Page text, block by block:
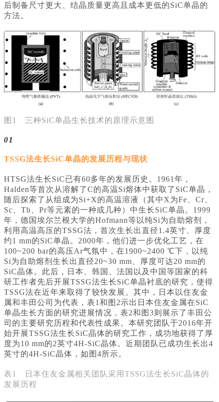
后制备尺寸更大、结晶质量更高且成本更低的SiC单晶的
方法。
图1 三种SiC单晶生长技术的原理示意图
01
TSSG法生长SiC单晶的发展历程与现状
HTSG法生长SiC已有60多年的发展历史。1961年，
Halden等首次从溶解了C的高温Si熔体中获取了SiC单晶，
随后探索了从组成为Si+X的高温溶液（其中X为Fe、Cr、
Sc、Tb、Pr等元素的一种或几种）中生长SiC单晶。1999
年，德国埃尔兰根大学的Hofmann等以纯Si为自助熔剂，
利用高温高压的TSSG法，首次生长出直径1.4英寸、厚度
约1 mm的SiC单晶。2000年，他们进一步优化工艺，在
100~200 bar的高压Ar气氛中，在1900~2400 ℃下，以纯
Si为自助熔剂生长出直径20~30 mm、厚度可达20 mm的
SiC晶体。此后，日本、韩国、法国以及中国等国家的科
研工作者先后开展TSSG法生长SiC单晶衬底的研究，使得
TSSG法在近年来取得了较快发展。其中，日本以住友金
属和丰田公司为代表，表1和图2示出日本住友金属在SiC
单晶生长方面的研究进展情况，表2和图3则展示了丰田公
司的主要研究历程和代表性成果。本研究团队于2016年开
始开展TSSG法生长SiC晶体的研究工作，成功地获得了厚
度为10 mm的2英寸4H-SiC晶体。近期团队已成功生长出4
英寸的4H-SiC晶体，如图4所示。
表1 日本住友金属相关团队采用TSSG法生长SiC晶体的
发展历程